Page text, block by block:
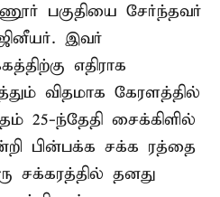
பகுதியை சேர்ந்தவர்
இவர்
எதிராக
விதமாக கேரளத்தில்
25-ந்தேதி சைக்கிளில்
பின்பக்க சக்க ரத்தை
சக்கரத்தில் தனது